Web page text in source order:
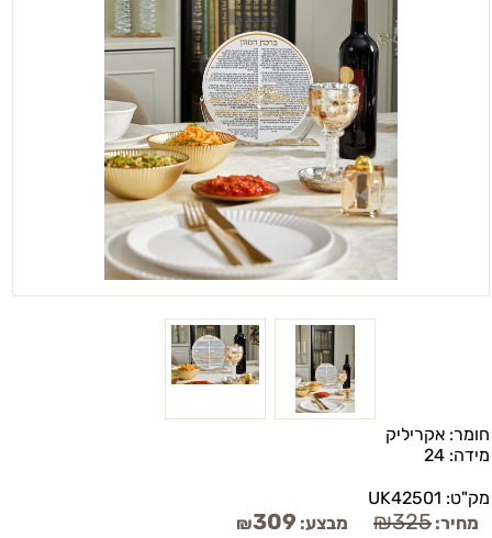
חומר: אקריליק
מידה: 24
מק"ט: UK42501
מחיר:
₪325 מבצע: ₪309